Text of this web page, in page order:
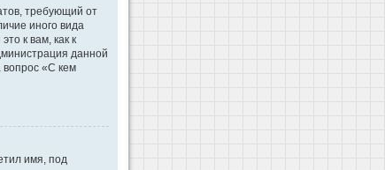
требующий от
иного вида
к вам, как к
данной
вопрос «С кем
имя, под